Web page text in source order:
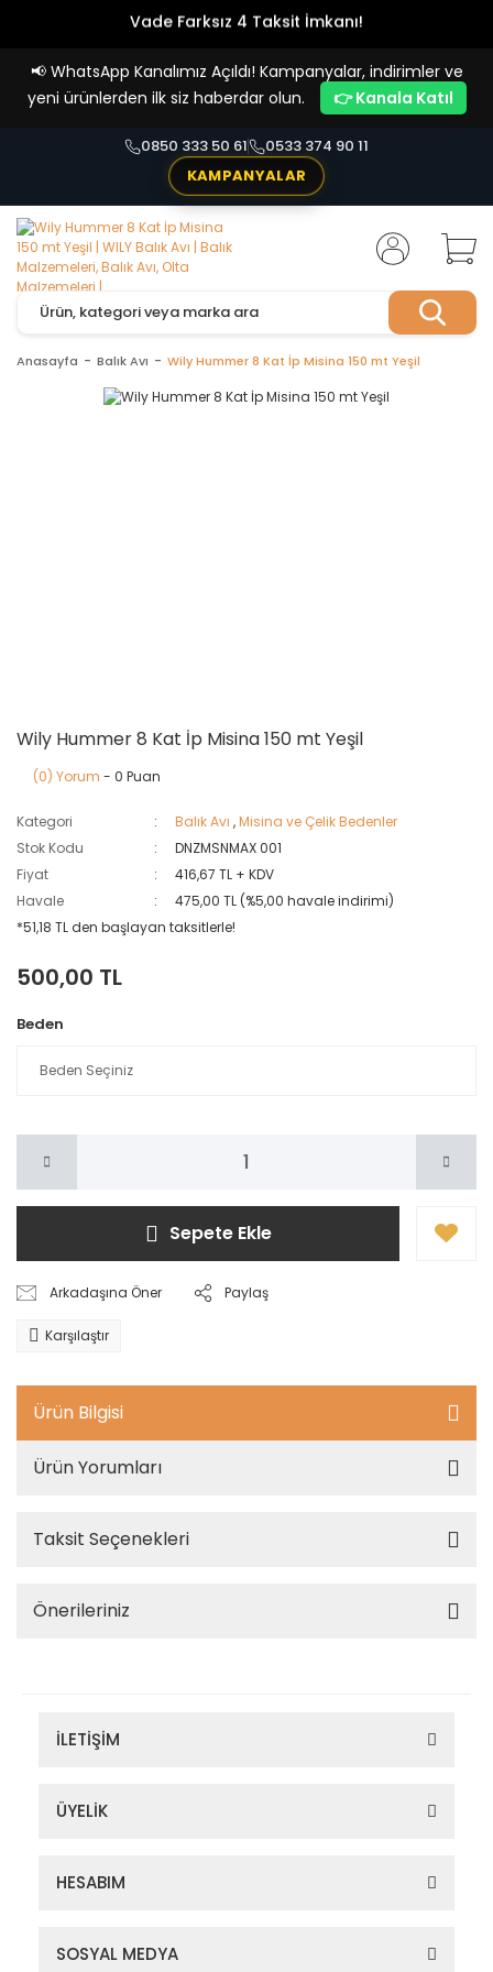
Vade Farksız 4 Taksit İmkanı!
📢 WhatsApp Kanalımız Açıldı! Kampanyalar, indirimler ve
yeni ürünlerden ilk siz haberdar olun.
👉 Kanala Katıl
0850 333 50 61
0533 374 90 11
KAMPANYALAR
Anasayfa Balık Avı Wily Hummer 8 Kat İp Misina 150 mt Yeşil
Wily Hummer 8 Kat İp Misina 150 mt Yeşil
(0) Yorum - 0 Puan
Kategori Balık Avı ,Misina ve Çelik Bedenler
Stok Kodu
DNZMSNMAX 001
Fiyat
416,67 TL + KDV
Havale
475,00 TL (%5,00 havale indirimi)
*51,18 TL den başlayan taksitlerle!
500,00 TL
Beden
Sepete Ekle
Arkadaşına Öner Paylaş
Karşılaştır
Ürün Bilgisi
Ürün Yorumları
Taksit Seçenekleri
Önerileriniz
İLETİŞİM
ÜYELİK
HESABIM
SOSYAL MEDYA